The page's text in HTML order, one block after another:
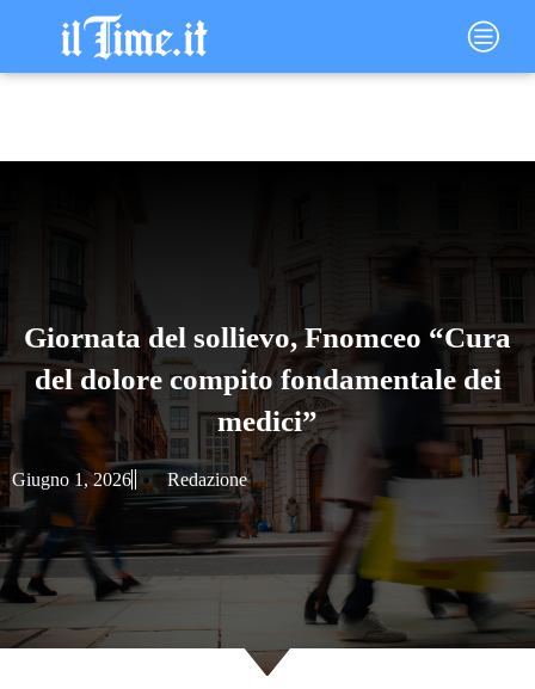
contenuto
Main
Menu
Giornata del sollievo, Fnomceo “Cura
del dolore compito fondamentale dei
medici”
Giugno 1, 2026 Redazione